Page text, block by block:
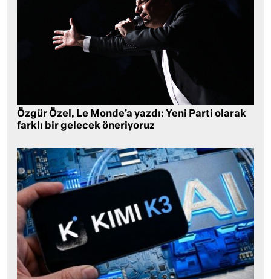
Özgür Özel, Le Monde’a yazdı: Yeni Parti olarak
farklı bir gelecek öneriyoruz